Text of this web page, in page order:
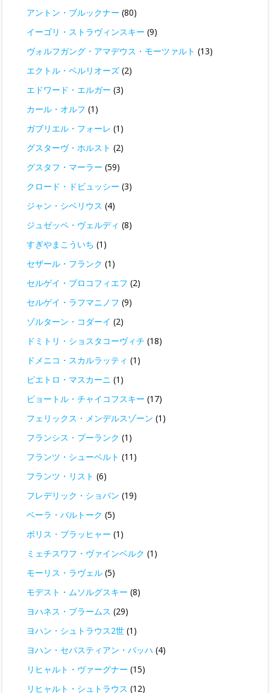
アントン・ブルックナー (80)
イーゴリ・ストラヴィンスキー (9)
ヴォルフガング・アマデウス・モーツァルト (13)
エクトル・ベルリオーズ (2)
エドワード・エルガー (3)
カール・オルフ (1)
ガブリエル・フォーレ (1)
グスターヴ・ホルスト (2)
グスタフ・マーラー (59)
クロード・ドビュッシー (3)
ジャン・シベリウス (4)
ジュゼッペ・ヴェルディ (8)
すぎやまこういち (1)
セザール・フランク (1)
セルゲイ・プロコフィエフ (2)
セルゲイ・ラフマニノフ (9)
ゾルターン・コダーイ (2)
ドミトリ・ショスタコーヴィチ (18)
ドメニコ・スカルラッティ (1)
ピエトロ・マスカーニ (1)
ピョートル・チャイコフスキー (17)
フェリックス・メンデルスゾーン (1)
フランシス・プーランク (1)
フランツ・シューベルト (11)
フランツ・リスト (6)
フレデリック・ショパン (19)
ベーラ・バルトーク (5)
ボリス・ブラッヒャー (1)
ミェチスワフ・ヴァインベルク (1)
モーリス・ラヴェル (5)
モデスト・ムソルグスキー (8)
ヨハネス・ブラームス (29)
ヨハン・シュトラウス2世 (1)
ヨハン・セバスティアン・バッハ (4)
リヒャルト・ヴァーグナー (15)
リヒャルト・シュトラウス (12)